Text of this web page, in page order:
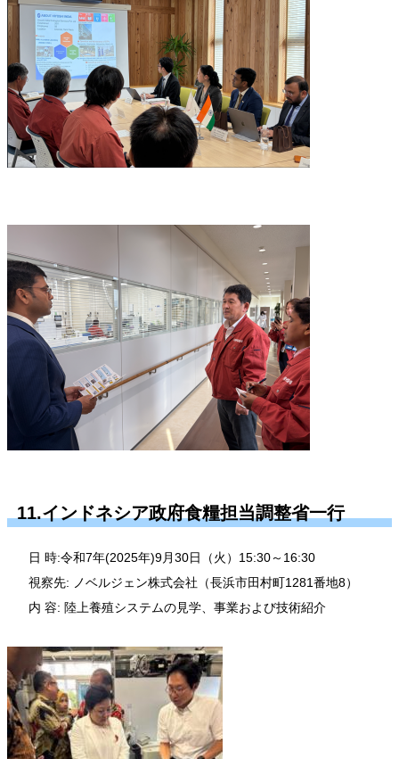
11.インドネシア政府食糧担当調整省一行
日 時:令和7年(2025年)9月30日（火）15:30～16:30
視察先: ノベルジェン株式会社（長浜市田村町1281番地8）
内 容: 陸上養殖システムの見学、事業および技術紹介